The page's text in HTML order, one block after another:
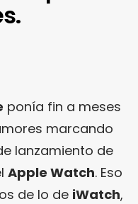
ponía fin a meses
marcando
lanzamiento de
Apple Watch. Eso
de lo de iWatch,